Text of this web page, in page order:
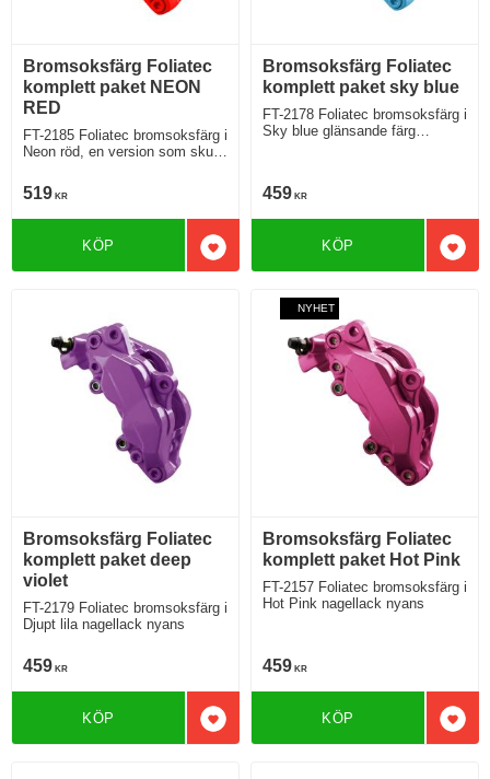
Bromsoksfärg Foliatec
komplett paket NEON
RED
FT-2185 Foliatec bromsoksfärg i
Neon röd, en version som skulle
519 KR
Lägg till i favoriter
KÖP
Bromsoksfärg Foliatec
komplett paket sky blue
FT-2178 Foliatec bromsoksfärg i
Sky blue glänsande färg
459 KR
KÖP
Bromsoksfärg Foliatec
komplett paket deep
violet
FT-2179 Foliatec bromsoksfärg i
Djupt lila nagellack nyans
459 KR
Lägg till i favoriter
KÖP
Bromsoksfärg Foliatec
komplett paket Hot Pink
FT-2157 Foliatec bromsoksfärg i
Hot Pink nagellack nyans
459 KR
NYHET
KÖP